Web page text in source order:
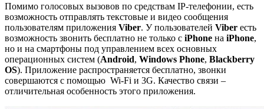
Помимо голосовых вызовов по средствам IP-телефонии, есть
возможность отправлять текстовые и видео сообщения
пользователям приложения Viber. У пользователей Viber есть
возможность звонить бесплатно не только c iPhone на iPhone,
но и на смартфоны под управлением всех основных
операционных систем (Android, Windows Phone, Blackberry
OS). Приложение распространяется бесплатно, звонки
совершаются с помощью Wi-Fi и 3G. Качество связи –
отличительная особенность этого приложения.